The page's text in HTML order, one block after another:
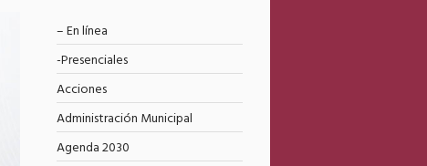
– En línea
-Presenciales
Acciones
Administración Municipal
Agenda 2030